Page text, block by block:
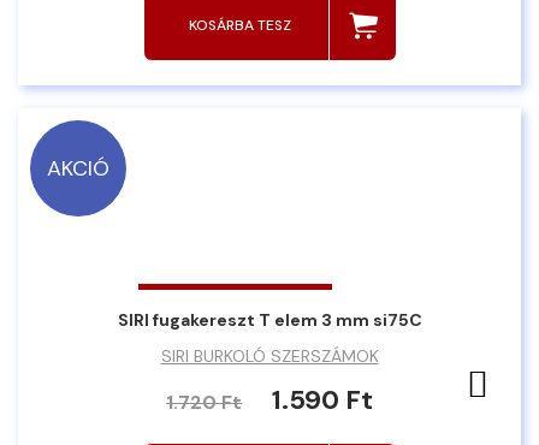
KOSÁRBA TESZ
AKCIÓ
SIRI fugakereszt T elem 3 mm si75C
SIRI BURKOLÓ SZERSZÁMOK
1.720 Ft 1.590 Ft